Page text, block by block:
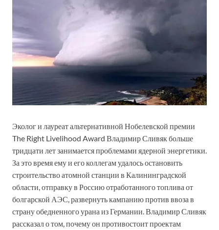
Эколог и лауреат альтернативной Нобелевской премии
The Right Livelihood Award Владимир Сливяк больше
тридцати лет занимается проблемами ядерной энергетики.
За это время ему и его коллегам удалось остановить
строительство атомной станции в Калининградской
области, отправку в Россию отработанного топлива от
болгарской АЭС, развернуть кампанию против ввоза в
страну обедненного урана из Германии. Владимир Сливяк
рассказал о том, почему он противостоит проектам